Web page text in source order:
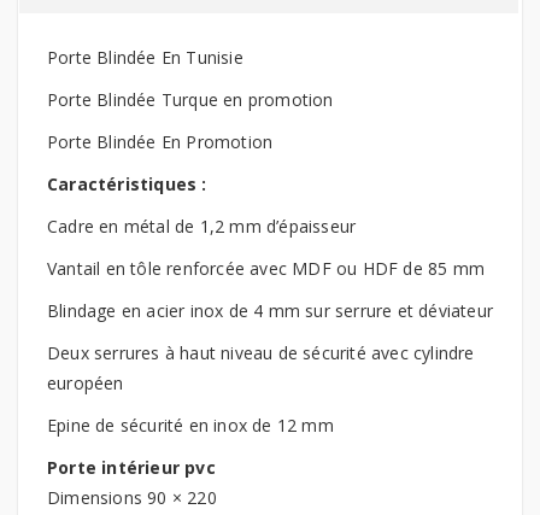
Porte Blindée En Tunisie
Porte Blindée Turque en promotion
Porte Blindée En Promotion
Caractéristiques :
Cadre en métal de 1,2 mm d’épaisseur
Vantail en tôle renforcée avec MDF ou HDF de 85 mm
Blindage en acier inox de 4 mm sur serrure et déviateur
Deux serrures à haut niveau de sécurité avec cylindre
européen
Epine de sécurité en inox de 12 mm
Porte intérieur pvc
Dimensions 90 × 220